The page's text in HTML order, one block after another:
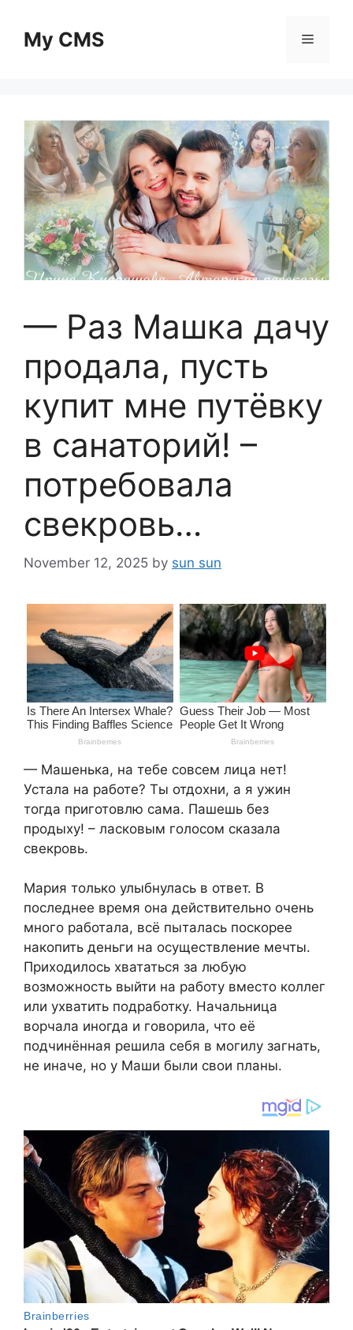
contentMy CMS Menu
— Раз Машка дачу
продала, пусть
купит мне путёвку
в санаторий! –
потребовала
свекровь…
November 12, 2025 by sun sun
— Машенька, на тебе совсем лица нет!
Устала на работе? Ты отдохни, а я ужин
тогда приготовлю сама. Пашешь без
продыху! – ласковым голосом сказала
свекровь.
Мария только улыбнулась в ответ. В
последнее время она действительно очень
много работала, всё пыталась поскорее
накопить деньги на осуществление мечты.
Приходилось хвататься за любую
возможность выйти на работу вместо коллег
или ухватить подработку. Начальница
ворчала иногда и говорила, что её
подчинённая решила себя в могилу загнать,
не иначе, но у Маши были свои планы.